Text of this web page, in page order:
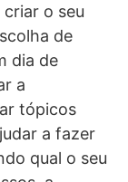
o seu
de
dia de
a
tópicos
a fazer
qual o seu